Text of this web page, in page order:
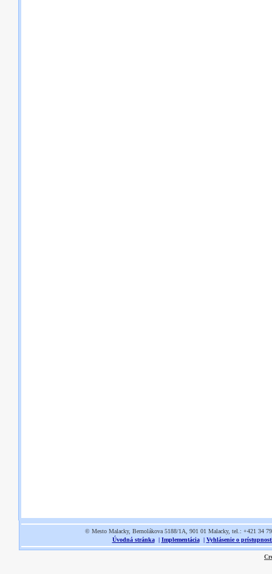
© Mesto Malacky, Bernolákova 5188/1A, 901 01 Malacky, tel.: +421 34
Úvodná stránka| Implementácia| Vyhlásenie o